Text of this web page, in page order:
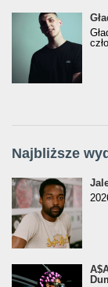
Gładki JR -
Najbliższe